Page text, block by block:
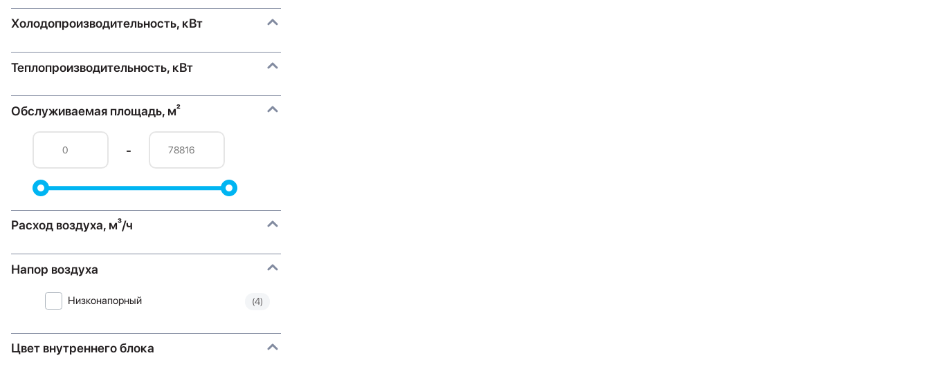
Холодопроизводительность, кВт
Теплопроизводительность, кВт
Обслуживаемая площадь, м²
-
Расход воздуха, м³/ч
Напор воздуха
Низконапорный (4)
Цвет внутреннего блока